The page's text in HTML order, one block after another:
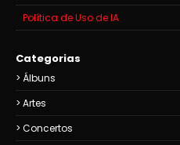
Política de Uso de IA
Categorias
Álbuns
Artes
Concertos